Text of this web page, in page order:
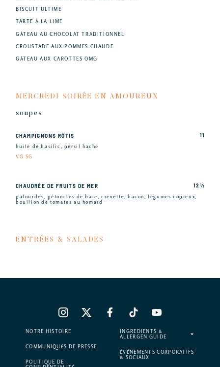
BISCUIT ULTIME
TARTE À LA LIME
GÂTEAU AU CHOCOLAT TRADITIONNEL
CROUSTADE AUX POMMES CHAUDE
GÂTEAU AUX CAROTTES OMG
MERCREDI SOIRÉE EN AMOUREUX
soupes
CHAMPIGNONS RÔTIS
huile de basilic, persil haché
VG SG
11
CHAUDRÉE DE FRUITS DE MER
palourdes, pétoncles de baie, crevette, bacon, légumes copieux,
bouillon de tomates au homard
12 ½
ENTRÉES & SALADES
NOTRE HISTOIRE
COMMUNIQUÉS DE PRESSE
POLITIQUE DE
INGREDIENTS &
ALLERGEN GUIDE
ÉVÉNEMENTS CORPORATIFS
& SOCIAUX